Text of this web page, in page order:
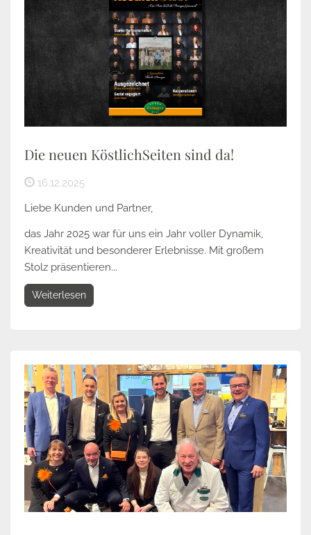
Die neuen KöstlichSeiten sind da!
16.12.2025
Liebe Kunden und Partner,
das Jahr 2025 war für uns ein Jahr voller Dynamik,
Kreativität und besonderer Erlebnisse. Mit großem
Stolz präsentieren...
Weiterlesen